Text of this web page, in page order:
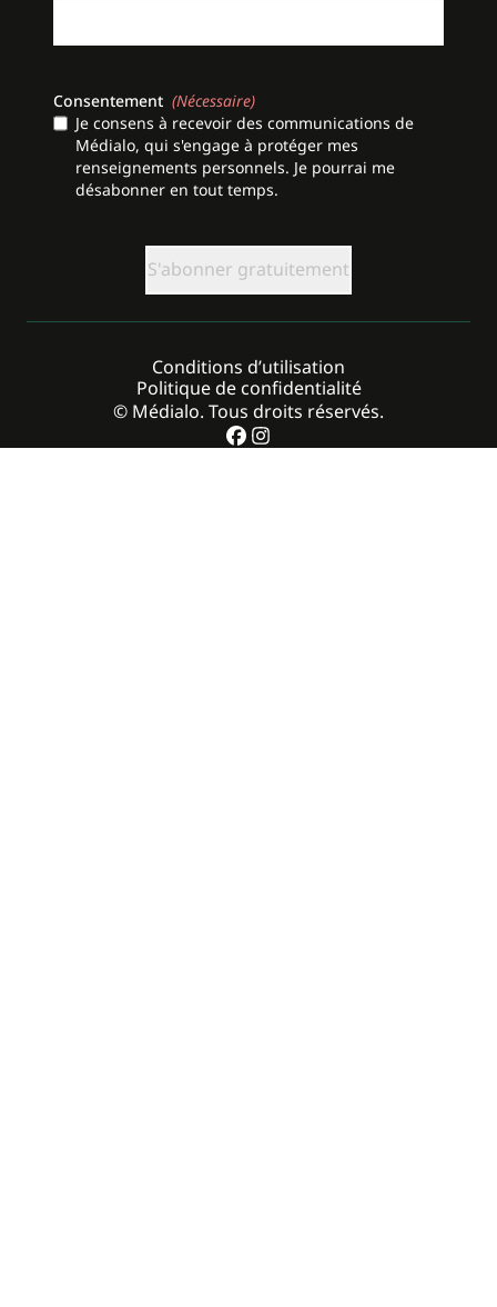
Consentement (Nécessaire)
Je consens à recevoir des communications de
Médialo, qui s'engage à protéger mes
renseignements personnels. Je pourrai me
désabonner en tout temps.
© Médialo. Tous droits réservés.
Conditions d’utilisation
Politique de confidentialité